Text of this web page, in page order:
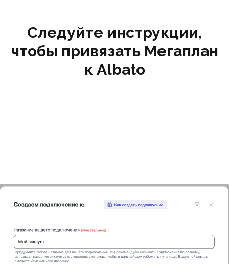
Следуйте инструкции,
чтобы привязать Мегаплан
к Albato